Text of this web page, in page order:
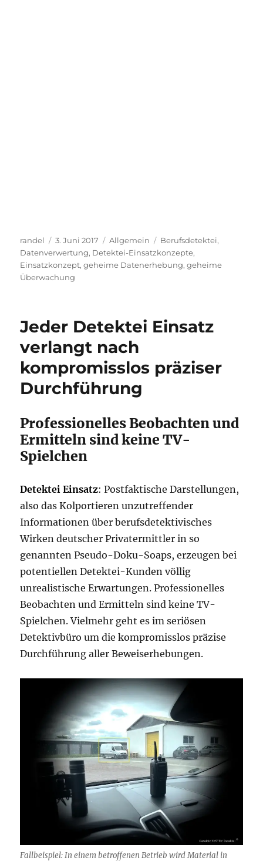
Autor
randel
Veröffentlicht
am
3. Juni 2017 Kategorien
Allgemein Schlagwörter
Berufsdetektei,
Datenverwertung, Detektei-Einsatzkonzepte,
Einsatzkonzept,geheime Datenerhebung,geheime
Überwachung
Jeder Detektei Einsatz
verlangt nach
kompromisslos präziser
Durchführung
Professionelles Beobachten und
Ermitteln sind keine TV-
Spielchen
Detektei Einsatz: Postfaktische Darstellungen,
also das Kolportieren unzutreffender
Informationen über berufsdetektivisches
Wirken deutscher Privatermittler in so
genannten Pseudo-Doku-Soaps, erzeugen bei
potentiellen Detektei-Kunden völlig
unrealistische Erwartungen. Professionelles
Beobachten und Ermitteln sind keine TV-
Spielchen. Vielmehr geht es im seriösen
Detektivbüro um die kompromisslos präzise
Durchführung aller Beweiserhebungen.
Fallbeispiel: In einem betroffenen Betrieb wird Material in